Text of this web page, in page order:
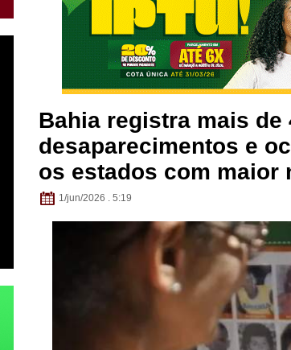
Bahia registra mais de
desaparecimentos e
os estados com maior
1/jun/2026 . 5:19